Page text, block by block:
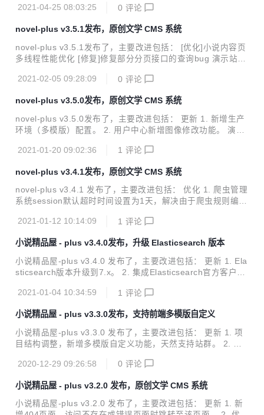
度搜索引擎等功能。包含电脑端、移动端、微信小程序等多个
[优化]使用图片懒加载提高网站加载速度 [优化]图片压缩提高
台（web、安卓app、微信小程序）、功能完善的屏幕自适应
小说漫画连载系统，包含精品小说专区、轻小说专区和漫画专
区。包括小说/漫画分类、小说/漫画搜索、小说/漫画排行、完
本小说/漫画、小说/漫画评分、小说/漫画在线阅读、小说/漫画
书架、小说/漫画阅读记录、小说TXT下载、小说弹幕...
2021-04-25 08:03:25 0 评论
novel-plus v3.5.1发布，原创文学 CMS 系统
novel-plus v3.5.1发布了，主要改进包括： [优化]小说内容页
多线程性能优化 [修复]修复部分分页接口的查询bug 演示站点
p、微信小程序）、功能完善的屏幕自适应小说漫画连载系
画分类、小说/漫画搜索、小说/漫画排行、完本小说/漫画、小
说/漫画评分、小说/漫画在线阅读、小说/漫画书架、小说/漫画
阅读记录、小说TXT下载、小说弹幕、小说/漫画自动爬取、小
搜索引擎等功能。包含电脑端、移动端、微信小程序等多个平
2021-02-05 09:28:09 0 评论
novel-plus v3.5.0发布，原创文学 CMS 系统
novel-plus v3.5.0发布了，主要改进包括： 更新 1. 新增生产
环境（多模版）配置。 2. 用户中心新增图像修改功能。 演示
卓app、微信小程序）、功能完善的屏幕自适应小说漫画连载
漫画分类、小说/漫画搜索、小说/漫画排行、完本小说/漫画、
小说/漫画评分、小说/漫画在线阅读、小说/漫画书架、小说/漫
画阅读记录、小说TXT下载、小说弹幕、小说/漫画自动爬取、
度搜索引擎等功能。包含电脑端、移动端、微信小程序等多个
2021-01-20 09:02:36 1 评论
novel-plus v3.4.1发布，原创文学 CMS 系统
novel-plus v3.4.1 发布了，主要改进包括： 优化 1. 爬虫管理
系统session默认超时时间设置为1天，解决由于爬虫规则编写
尾章节跳转逻辑。 演示站点 点击前往 项目介绍 小说精品屋是
幕自适应小说漫画连载系统，包含精品小说专区、轻小说专区
和漫画专区。包括小说/漫画分类、小说/漫画搜索、小说/漫画
排行、完本小说/漫画、小说/漫画评分、小说/漫画在线阅读、
幕、小说/漫画自动爬取、小说内容自动分享到微博、...
2021-01-12 10:14:09 1 评论
小说精品屋 - plus v3.4.0发布，升级 Elasticsearch 版本
小说精品屋-plus v3.4.0 发布了，主要改进包括： 更新 1. Ela
sticsearch版本升级到7.x。 2. 集成Elasticsearch官方客户端
品屋是一个多平台（web、安卓app、微信小程序）、功能完
说专区和漫画专区。包括小说/漫画分类、小说/漫画搜索、小
说/漫画排行、完本小说/漫画、小说/漫画评分、小说/漫画在线
阅读、小说/漫画书架、小说/漫画阅读记录、小说TXT下载、
件自动推广、链接...
2021-01-04 10:34:59 1 评论
小说精品屋 - plus v3.3.0发布，支持前端多模版自定义
小说精品屋-plus v3.3.0 发布了，主要改进包括： 更新 1. 项
目结构调整，新增多模版自定义功能，天然支持站群。 2. 内
外部文件用于修改网站配置信息。 演示站点 点击前往 项目介
序）、功能完善的屏幕自适应小说漫画连载系统，包含精品小
说专区、轻小说专区和漫画专区。包括小说/漫画分类、小说/
漫画搜索、小说/漫画排行、完本小说/漫画、小说/漫画评分、
2020-12-29 09:26:58 0 评论
小说精品屋 - plus v3.2.0 发布，原创文学 CMS 系统
小说精品屋-plus v3.2.0 发布了，主要改进包括： 更新 1. 新